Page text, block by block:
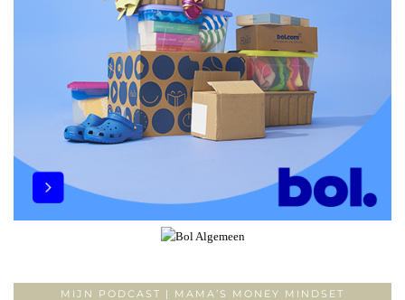
MIJN PODCAST | MAMA’S MONEY MINDSET